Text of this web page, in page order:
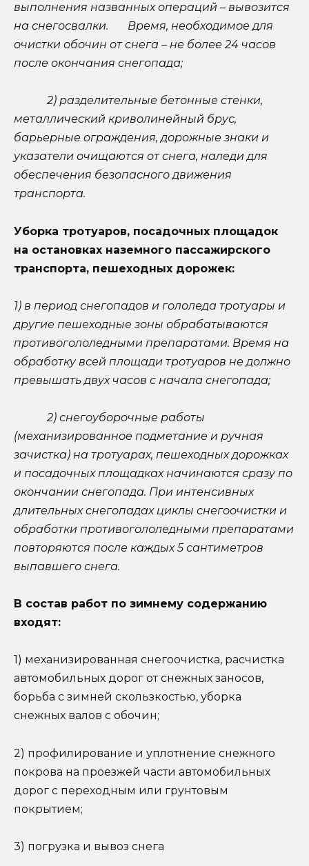
выполнения названных операций – вывозится
на снегосвалки. Время, необходимое для
очистки обочин от снега – не более 24 часов
после окончания снегопада;
2) разделительные бетонные стенки,
металлический криволинейный брус,
барьерные ограждения, дорожные знаки и
указатели очищаются от снега, наледи для
обеспечения безопасного движения
транспорта.
Уборка тротуаров, посадочных площадок
на остановках наземного пассажирского
транспорта, пешеходных дорожек:
1) в период снегопадов и гололеда тротуары и
другие пешеходные зоны обрабатываются
противогололедными препаратами. Время на
обработку всей площади тротуаров не должно
превышать двух часов с начала снегопада;
2) снегоуборочные работы
(механизированное подметание и ручная
зачистка) на тротуарах, пешеходных дорожках
и посадочных площадках начинаются сразу по
окончании снегопада. При интенсивных
длительных снегопадах циклы снегоочистки и
обработки противогололедными препаратами
повторяются после каждых 5 сантиметров
выпавшего снега.
В состав работ по зимнему содержанию
входят:
1) механизированная снегоочистка, расчистка
автомобильных дорог от снежных заносов,
борьба с зимней скользкостью, уборка
снежных валов с обочин;
2) профилирование и уплотнение снежного
покрова на проезжей части автомобильных
дорог с переходным или грунтовым
покрытием;
3) погрузка и вывоз снега